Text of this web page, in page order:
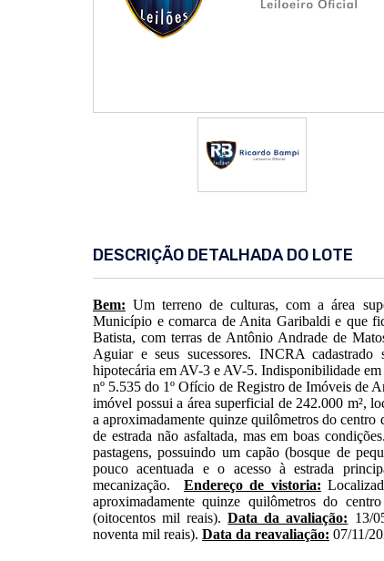
DESCRIÇÃO DETALHADA DO LOTE
Bem: Um terreno de culturas, com a área
Município e comarca de Anita Garibaldi e que
Batista, com terras de Antônio Andrade de
Aguiar e seus sucessores. INCRA
hipotecária em AV-3 e AV-5. Indisponibilidade
nº 5.535 do 1º Ofício de Registro de Imóveis de
imóvel possui a área superficial de 242.000 m²,
a aproximadamente quinze quilômetros do
de estrada não asfaltada, mas em boas
pastagens, possuindo um capão (bosque de
pouco acentuada e o acesso à estrada
mecanização. Endereço de vistoria:
aproximadamente quinze quilômetros do
(oitocentos mil reais).Data da avaliação: 13/
noventa mil reais). Data da reavaliação: 07/11/